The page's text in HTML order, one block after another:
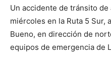
Un accidente de tránsito
miércoles en la Ruta 5 Sur,
Bueno, en dirección de
equipos de emergencia de